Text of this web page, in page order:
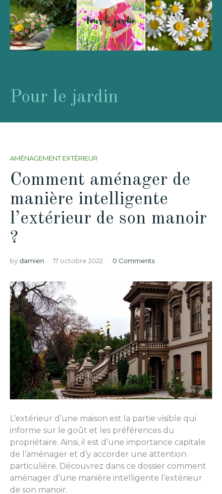
Pour le jardin
AMÉNAGEMENT EXTÉRIEUR
Comment aménager de
manière intelligente
l’extérieur de son manoir
?
by damien 17 octobre 2022 0 Comments
L’extérieur d’une maison est la partie visible qui
informe sur le goût et les préférences du
propriétaire. Ainsi, il est d’une importance capitale
de l’aménager et d’y accorder une attention
particulière. Découvrez dans ce dossier comment
aménager d’une manière intelligente l’extérieur
de son manoir.